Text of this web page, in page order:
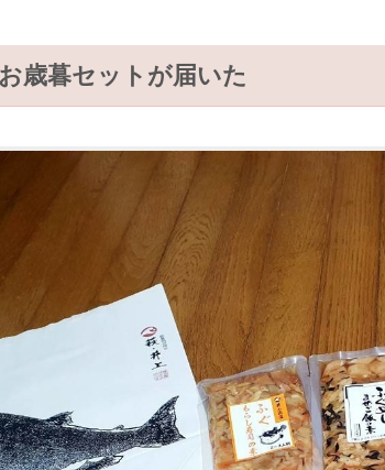
歳暮セットが届いた